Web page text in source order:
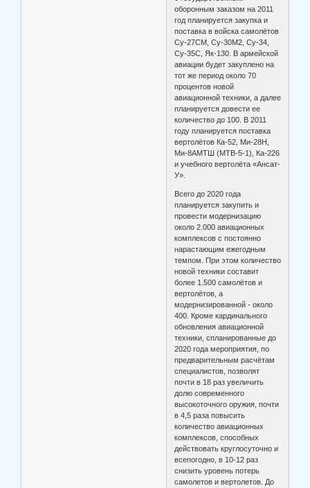
оборонным заказом на 2011
год планируется закупка и
поставка в войска самолётов
Су-27СМ, Су-30М2, Су-34,
Су-35С, Як-130. В армейской
авиации будет закуплено на
тот же период около 70
процентов новой
авиационной техники, а далее
планируется довести ее
количество до 100. В 2011
году планируется поставка
вертолётов Ка-52, Ми-28Н,
Ми-8АМТШ (МТВ-5-1), Ка-226
и учебного вертолёта «Ансат-
У».
Всего до 2020 года
планируется закупить и
провести модернизацию
около 2.000 авиационных
комплексов с постоянно
нарастающим ежегодным
темпом. При этом количество
новой техники составит
более 1.500 самолётов и
вертолётов, а
модернизированной - около
400. Кроме кардинального
обновления авиационной
техники, спланированные до
2020 года мероприятия, по
предварительным расчётам
специалистов, позволят
почти в 18 раз увеличить
долю современного
высокоточного оружия, почти
в 4,5 раза повысить
количество авиационных
комплексов, способных
действовать круглосуточно и
всепогодно, в 10-12 раз
снизить уровень потерь
самолетов и вертолетов. До